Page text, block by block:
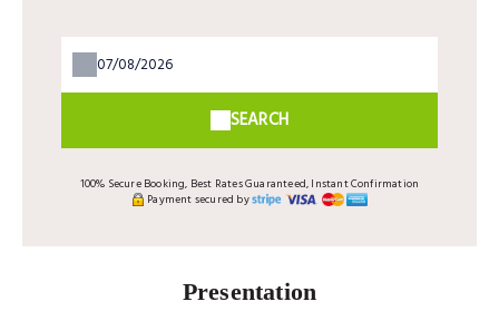
SEARCH
100% Secure Booking, Best Rates Guaranteed, Instant Confirmation
Payment secured by
Presentation